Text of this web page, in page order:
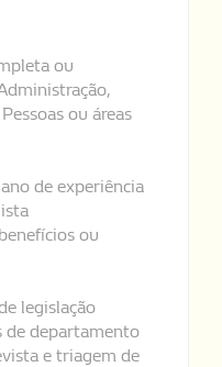
ou
ou áreas
de experiência
ou
legislação
de departamento
e triagem de